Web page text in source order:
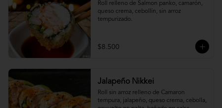
Roll relleno de Salmon panko, camarón,
queso crema, cebollín, sin arroz
tempurizado.
$8.500
Jalapeño Nikkei
Roll sin arroz relleno de Camaron
tempura, jalapeño, queso crema, cebolla,